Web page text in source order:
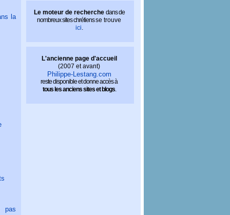
la
pas
Le moteur de recherche dans de
nombreux sites chrétiensse trouve
ici.
L'ancienne page d'accueil
(2007 et avant)
Philippe-Lestang.com
reste disponible et donne accès à
tous les anciens sites et blogs.